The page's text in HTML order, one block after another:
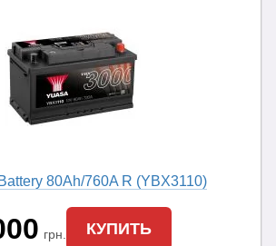
80Ah/760A R (YBX3110)
грн. КУПИТЬ